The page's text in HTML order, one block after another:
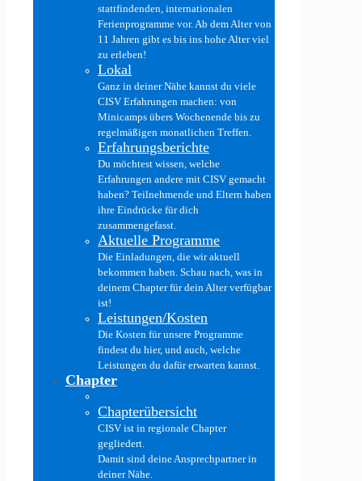
stattfindenden, internationalen
Ferienprogramme vor. Ab dem Alter von
11 Jahren gibt es bis ins hohe Alter viel
zu erleben!
Lokal
Ganz in deiner Nähe kannst du viele
CISV Erfahrungen machen: von
Minicamps übers Wochenende bis zu
regelmäßigen monatlichen Treffen.
Erfahrungsberichte
Du möchtest wissen, welche
Erfahrungen andere mit CISV gemacht
haben? Teilnehmende und Eltern haben
ihre Eindrücke für dich
zusammengefasst.
Aktuelle Programme
Die Einladungen, die wir aktuell
bekommen haben. Schau nach, was in
deinem Chapter für dein Alter verfügbar
ist!
Leistungen/Kosten
Die Kosten für unsere Programme
findest du hier, und auch, welche
Leistungen du dafür erwarten kannst.
Chapter
Chapterübersicht
CISV ist in regionale Chapter
gegliedert.
Damit sind deine Ansprechpartner in
deiner Nähe.